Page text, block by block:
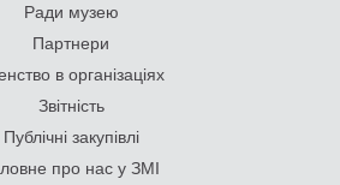
Ради музею
Партнери
в організаціях
Звітність
Публічні закупівлі
про нас у ЗМІ